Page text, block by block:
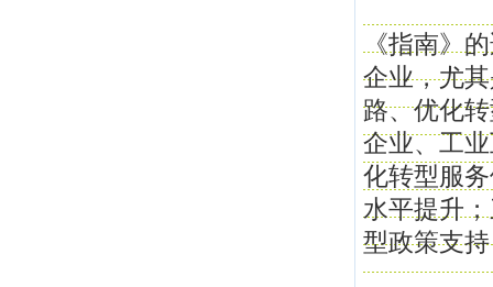
《指南》
企业，尤
路、优化
企业、工
化转型服
水平提升
型政策支